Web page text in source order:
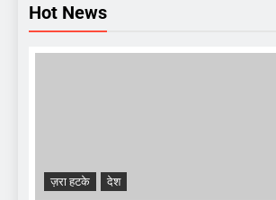
Hot News
ज़रा हटके देश